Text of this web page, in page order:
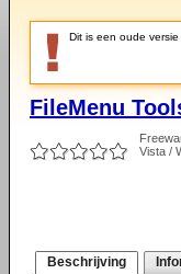
Dit is een oude
FileMenu
Vista /
Beschrijving